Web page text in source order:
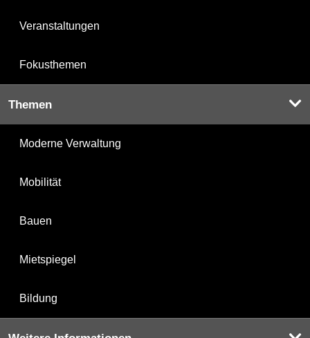
Veranstaltungen
Fokusthemen
Themen
Moderne Verwaltung
Mobilität
Bauen
Mietspiegel
Bildung